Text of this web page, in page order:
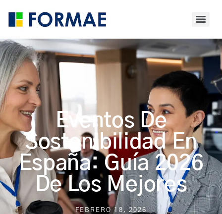
Eventos De
Sostenibilidad En
España: Guía 2026
De Los Mejores
FEBRERO 18, 2026